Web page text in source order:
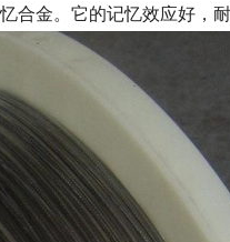
金。它的记忆效应好，